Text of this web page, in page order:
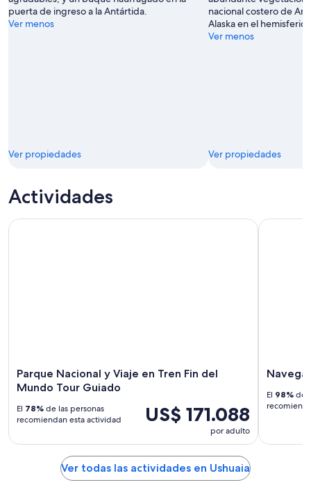
puerta de ingreso a la Antártida.
Ver menos
Ver propiedades
nacional costero de
Alaska en el hemisferio
Ver menos
Ver propiedades
Actividades
Parque Nacional y Viaje en Tren Fin del
Mundo Tour Guiado
US$ 171.088
por adulto
El 78% de las personas
recomiendan esta actividad
Parque Nacional y Viaje en Tren Fin del Mundo Tour Guiado
El 98% de
Ver todas las actividades en Ushuaia